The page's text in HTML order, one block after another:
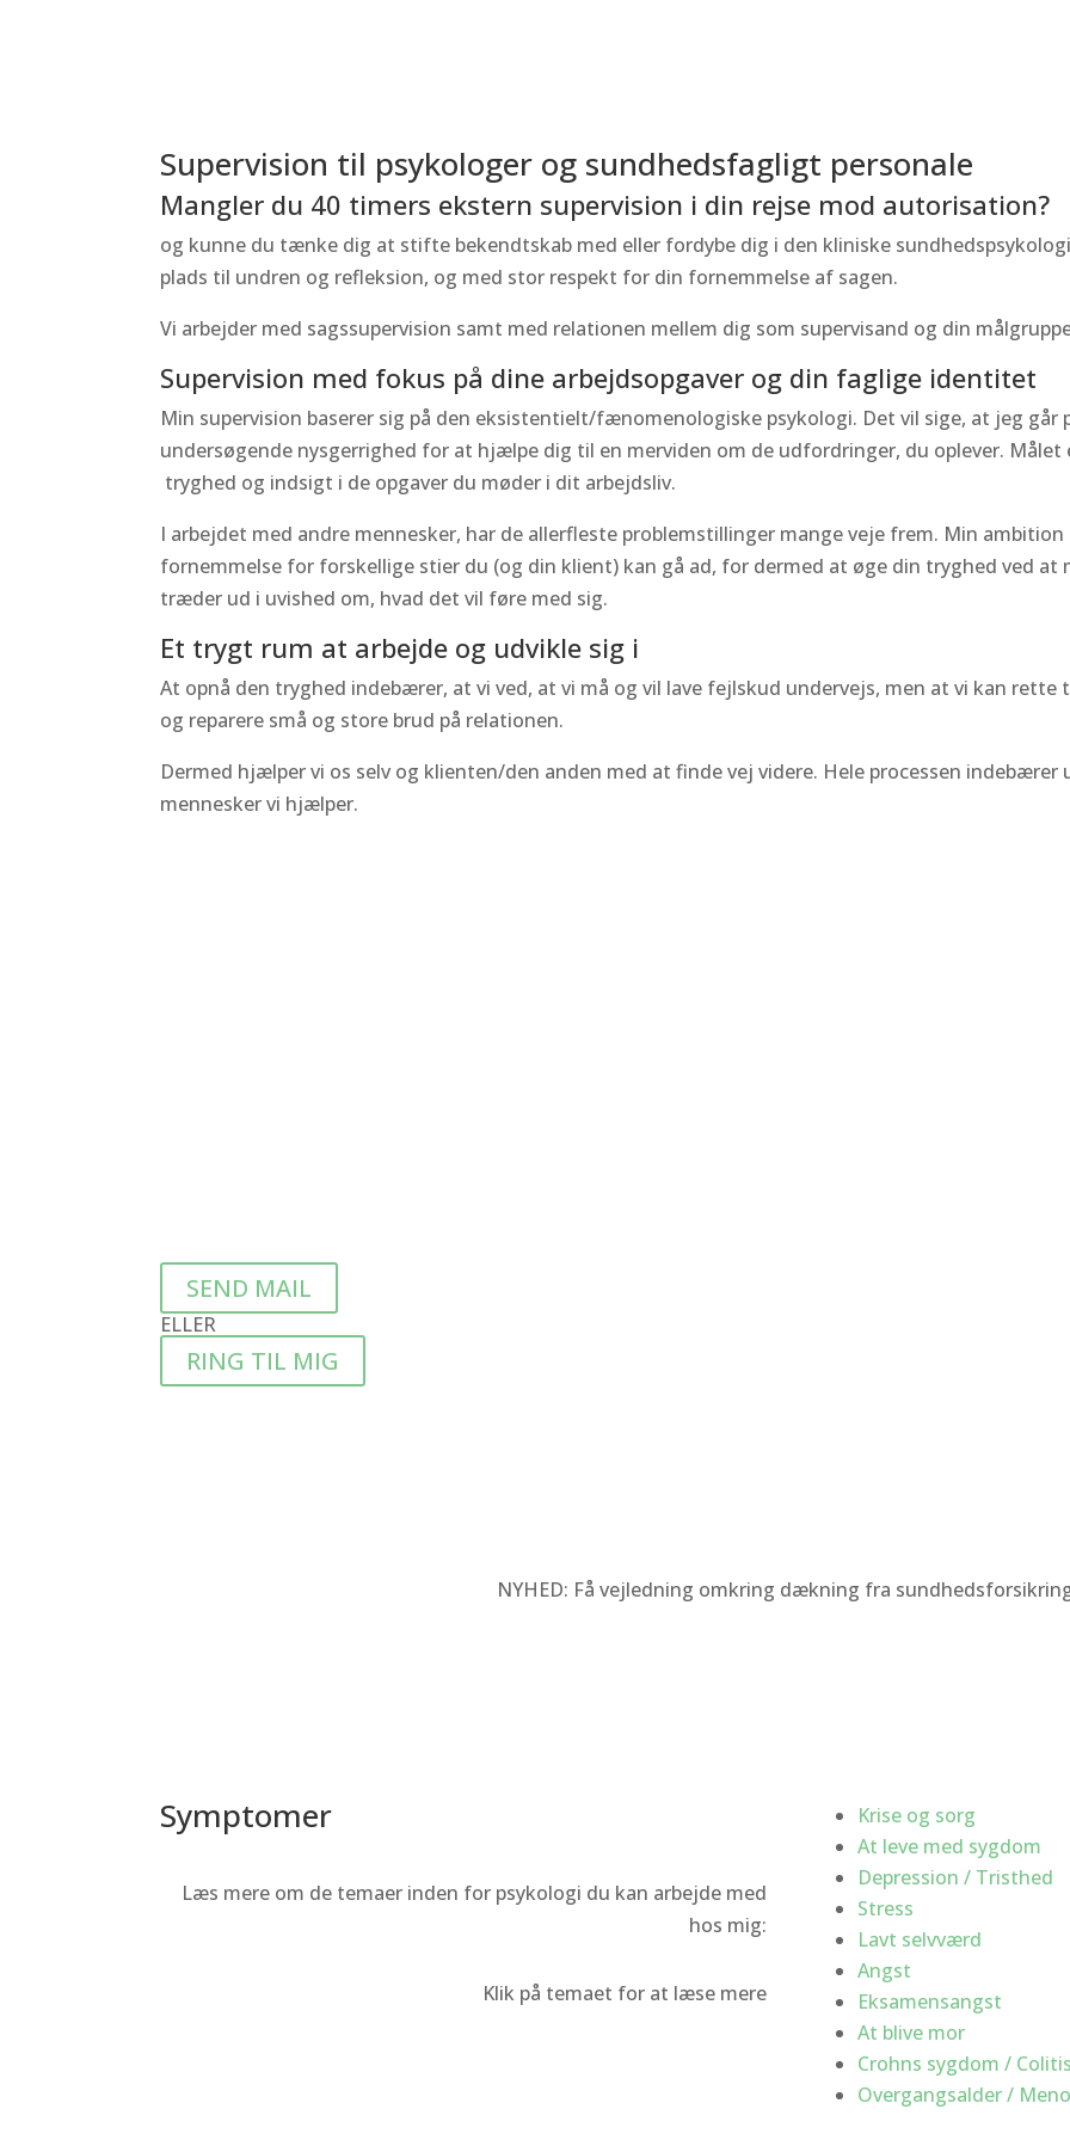
Supervision til psykologer og sundhedsfagligt personale
Mangler du 40 timers ekstern supervision i din rejse mod autorisation?
og kunne du tænke dig at stifte bekendtskab med eller fordybe dig i den kliniske
plads til undren og refleksion, og med stor respekt for din fornemmelse af sagen.
Vi arbejder med sagssupervision samt med relationen mellem dig som supervisand og din
Supervision med fokus på dine arbejdsopgaver og din faglige identitet
Min supervision baserer sig på den eksistentielt/fænomenologiske psykologi. Det vil sige, at jeg går
undersøgende nysgerrighed for at hjælpe dig til en merviden om de udfordringer, du oplever.
tryghed og indsigt i de opgaver du møder i dit arbejdsliv.
I arbejdet med andre mennesker, har de allerfleste problemstillinger mange veje frem. Min
fornemmelse for forskellige stier du (og din klient) kan gå ad, for dermed at øge din tryghed ved at
træder ud i uvished om, hvad det vil føre med sig.
Et trygt rum at arbejde og udvikle sig i
At opnå den tryghed indebærer, at vi ved, at vi må og vil lave fejlskud undervejs, men at vi kan
og reparere små og store brud på relationen.
Dermed hjælper vi os selv og klienten/den anden med at finde vej videre. Hele processen
mennesker vi hjælper.
SEND MAIL
ELLER
RING TIL MIG
NYHED: Få vejledning omkring dækning fra
Symptomer
Læs mere om de temaer inden for psykologi du kan arbejde med
hos mig:
Klik på temaet for at læse mere
Krise og sorg
At leve med sygdom
Depression / Tristhed
Stress
Lavt selvværd
Angst
Eksamensangst
At blive mor
Crohns sygdom /
Overgangsalder /